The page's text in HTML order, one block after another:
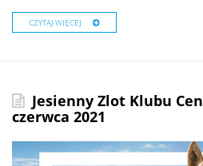
CZYTAJ WIĘCEJ
Jesienny Zlot Klubu
czerwca 2021